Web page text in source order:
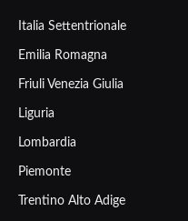
Italia Settentrionale
Emilia Romagna
Friuli Venezia Giulia
Liguria
Lombardia
Piemonte
Trentino Alto Adige